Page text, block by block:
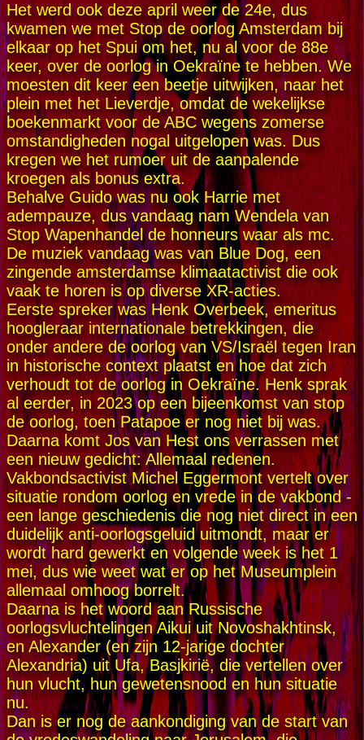
Het werd ook deze april weer de 24e, dus
kwamen we met Stop de oorlog Amsterdam bij
elkaar op het Spui om het, nu al voor de 88e
keer, over de oorlog in Oekraïne te hebben. We
moesten dit keer een beetje uitwijken, naar het
plein met het Lieverdje, omdat de wekelijkse
boekenmarkt voor de ABC wegens zomerse
omstandigheden nogal uitgelopen was. Dus
kregen we het rumoer uit de aanpalende
kroegen als bonus extra.
Behalve Guido was nu ook Harrie met
adempauze, dus vandaag nam Wendela van
Stop Wapenhandel de honneurs waar als mc.
De muziek vandaag was van Blue Dog, een
zingende amsterdamse klimaatactivist die ook
vaak te horen is op diverse XR-acties.
Eerste spreker was Henk Overbeek, emeritus
hoogleraar internationale betrekkingen, die
onder andere de oorlog van VS/Israël tegen Iran
in historische context plaatst en hoe dat zich
verhoudt tot de oorlog in Oekraïne. Henk sprak
al eerder, in 2023 op een bijeenkomst van stop
de oorlog, toen Patapoe er nog niet bij was.
Daarna komt Jos van Hest ons verrassen met
een nieuw gedicht: Allemaal redenen.
Vakbondsactivist Michel Eggermont vertelt over
situatie rondom oorlog en vrede in de vakbond -
een lange geschiedenis die nog niet direct in een
duidelijk anti-oorlogsgeluid uitmondt, maar er
wordt hard gewerkt en volgende week is het 1
mei, dus wie weet wat er op het Museumplein
allemaal omhoog borrelt.
Daarna is het woord aan Russische
oorlogsvluchtelingen Aikui uit Novoshakhtinsk,
en Alexander (en zijn 12-jarige dochter
Alexandria) uit Ufa, Basjkirië, die vertellen over
hun vlucht, hun gewetensnood en hun situatie
nu.
Dan is er nog de aankondiging van de start van